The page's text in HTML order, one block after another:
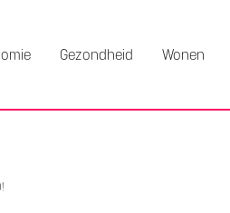
Gezondheid Wonen